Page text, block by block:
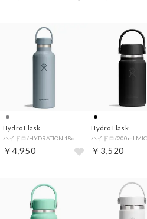
Hydro Flask
￥4,950
Hydro Flask
￥3,520